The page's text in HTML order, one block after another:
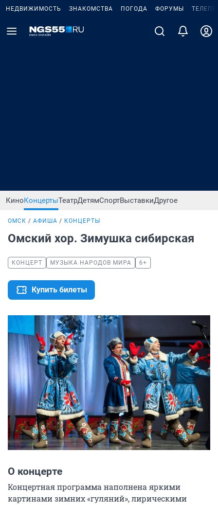
НЕДВИЖИМОСТЬ ЗНАКОМСТВА ПОГОДА ФОРУМЫ
КиноКонцертыТеатрДетямСпортВыставкиДругое
ОМСК АФИША КОНЦЕРТЫ
Омский хор. Зимушка сибирская
КОНЦЕРТ МУЗЫКА НАРОДОВ МИРА 6+
Купить билеты
О концерте
Концертная программа наполнена яркими
картинами зимних «гуляний», лирическими